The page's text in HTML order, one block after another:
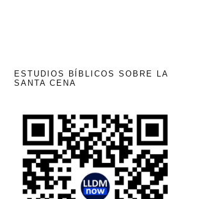
ESTUDIOS BÍBLICOS SOBRE LA
SANTA CENA